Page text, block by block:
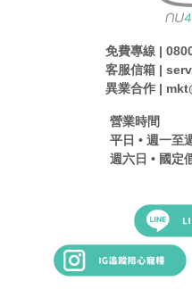
免費專線 |
客服信箱 |
異業合作 |
營業時間
平日 • 週一至
週六日 • 國定